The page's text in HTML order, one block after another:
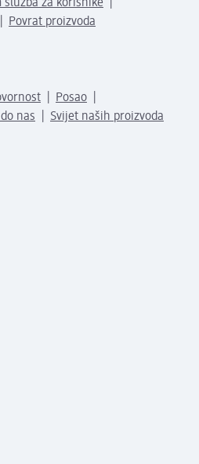
služba za korisnike
Povrat proizvoda
Posao
nas Svijet naših proizvoda